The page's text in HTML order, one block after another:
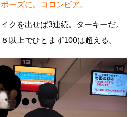
ーズに。コロンビア。
クを出せば3連続。ターキーだ。
以上でひとまず100は超える。